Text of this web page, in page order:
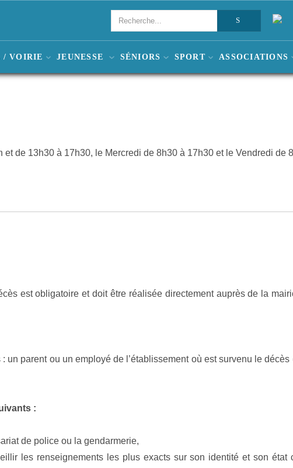
/ VOIRIE JEUNESSE SÉNIORS SPORT ASSOCIATIONS
de 13h30 à 17h30, le Mercredi de 8h30 à 17h30 et le Vendredi de
est obligatoire et doit être réalisée directement auprès de la
parent ou un employé de l’établissement où est survenu le
:
de police ou la gendarmerie,
les renseignements les plus exacts sur son identité et son